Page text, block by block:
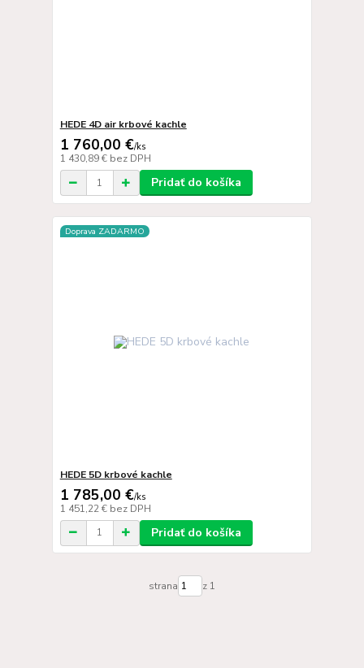
HEDE 4D air krbové kachle
1 760,00 €/ks
1 430,89 € bez DPH
Pridať do košíka
Doprava ZADARMO
HEDE 5D krbové kachle
1 785,00 €/ks
1 451,22 € bez DPH
Pridať do košíka
strana z 1